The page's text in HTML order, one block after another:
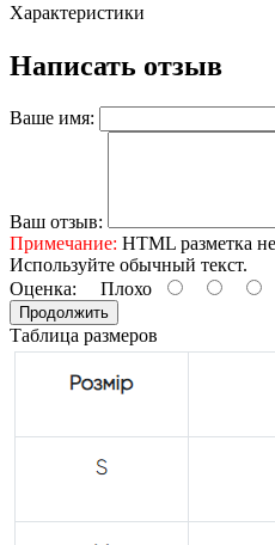
Характеристики
Написать отзыв
Ваше имя:
Ваш отзыв:
Примечание: HTML разметка
Используйте обычный текст.
Оценка: Плохо
Продолжить
Таблица размеров